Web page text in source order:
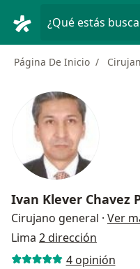
¿Qué estás
Página De Inicio
Ivan Klever Chavez
Cirujano general · Ver
Lima 2 dirección
4 opinión